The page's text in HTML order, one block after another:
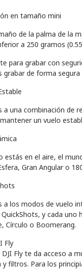
en tamaño mini
de la palma de la
a 250 gramos
para grabar con
grabar de forma
a una combinación de
un vuelo
estás en el aire, el
Gran Angular o
a los modos de vuelo
y cada uno
Círculo o Boomerang.
Fly
DJI Fly te da acceso a
y filtros. Para los